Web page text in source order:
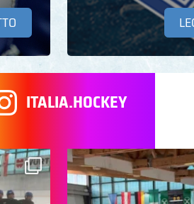
ITALIA.HOCKEY